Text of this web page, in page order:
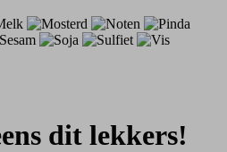
dit lekkers!